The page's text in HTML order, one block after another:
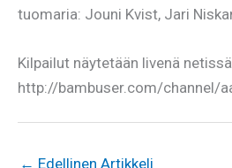
tuomaria: Jouni Kvist, Jari
Kilpailut näytetään livenä
http://bambuser.com/channel/
← Edellinen Artikkeli